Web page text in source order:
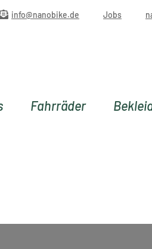
springen
info@nanobike.de Jobs
Fahrräder